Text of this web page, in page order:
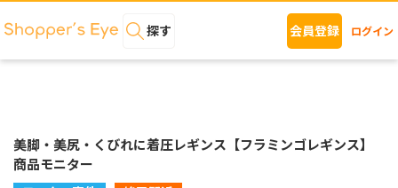
探す 会員登録 ログイン
美脚・美尻・くびれに着圧レギンス【フラミンゴレギンス】
商品モニター